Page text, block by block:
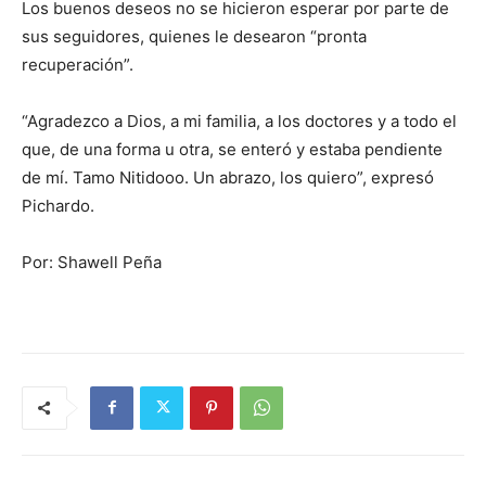
Los buenos deseos no se hicieron esperar por parte de
sus seguidores, quienes le desearon “pronta
recuperación”.
“Agradezco a Dios, a mi familia, a los doctores y a todo el
que, de una forma u otra, se enteró y estaba pendiente
de mí. Tamo Nitidooo. Un abrazo, los quiero”, expresó
Pichardo.
Por: Shawell Peña